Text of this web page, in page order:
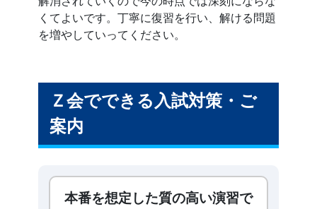
くてよいです。丁寧に復習を行い、解ける問題
を増やしていってください。
Ｚ会でできる入試対策・ご
案内
本番を想定した質の高い演習で